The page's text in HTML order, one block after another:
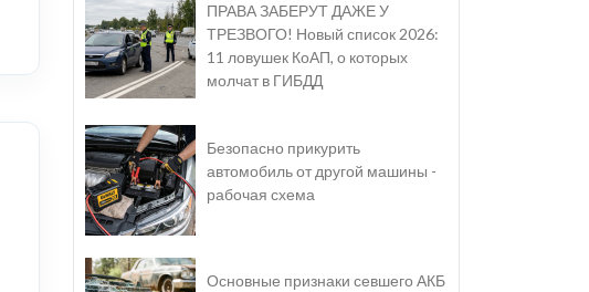
ПРАВА ЗАБЕРУТ ДАЖЕ У
ТРЕЗВОГО! Новый список 2026:
11 ловушек КоАП, о которых
молчат в ГИБДД
Безопасно прикурить
автомобиль от другой машины -
рабочая схема
Основные признаки севшего АКБ